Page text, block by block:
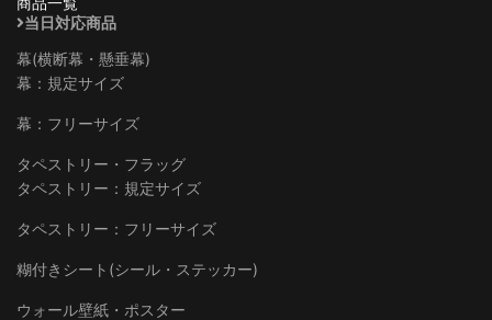
当日対応商品
幕(横断幕・懸垂幕)
幕：規定サイズ
幕：フリーサイズ
タペストリー・フラッグ
タペストリー：規定サイズ
タペストリー：フリーサイズ
糊付きシート(シール・ステッカー)
ウォール壁紙・ポスター